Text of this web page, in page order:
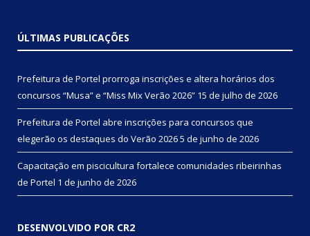
ÚLTIMAS PUBLICAÇÕES
Prefeitura de Portel prorroga inscrições e altera horários dos
concursos “Musa” e “Miss Mix Verão 2026” 15 de julho de 2026
Prefeitura de Portel abre inscrições para concursos que
elegerão os destaques do Verão 20265 de junho de 2026
Capacitação em piscicultura fortalece comunidades ribeirinhas
de Portel 1 de junho de 2026
DESENVOLVIDO POR CR2